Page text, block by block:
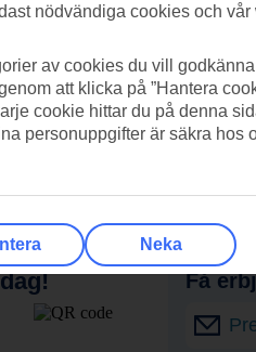
Få
nödvändiga cookies och
av cookies du vill
att klicka på ”Hantera
cookie hittar du på denna
personuppgifter är säkra hos
Neka